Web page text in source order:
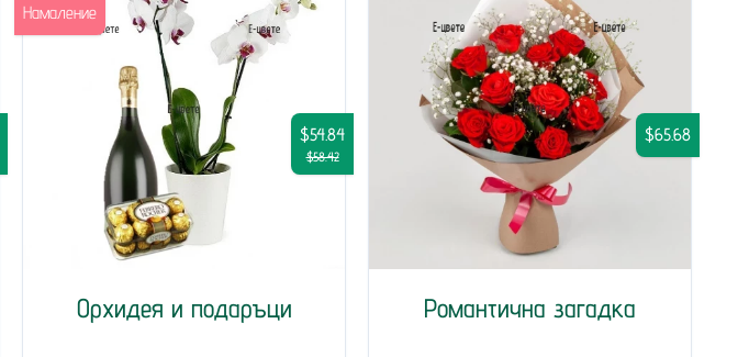
Орхидея и подаръци
$54.84
$58.42
Намаление
Романтична загадка
$65.68